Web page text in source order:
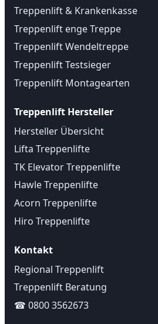
Treppenlift & Krankenkasse
Treppenlift enge Treppe
Treppenlift Wendeltreppe
Treppenlift Testsieger
Treppenlift Montagearten
Treppenlift Hersteller
Hersteller Übersicht
Lifta Treppenlifte
TK Elevator Treppenlifte
Hawle Treppenlifte
Acorn Treppenlifte
Hiro Treppenlifte
Kontakt
Regional Treppenlift
Treppenlift Beratung
☎ 0800 3562673